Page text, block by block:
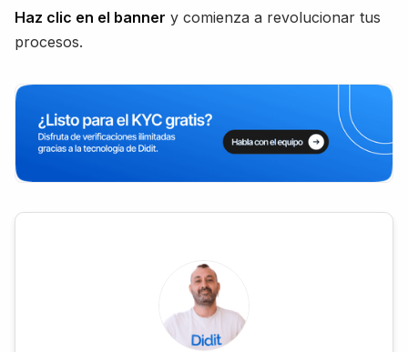
Haz clic en el banner y comienza a revolucionar tus
procesos.